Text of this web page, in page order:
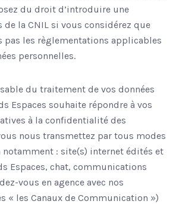
du droit d’introduire une
de la CNIL si vous considérez que
pas les règlementations applicables
personnelles.
du traitement de vos données
Espaces souhaite répondre à vos
à la confidentialité des
nous transmettez par tous modes
: site(s) internet édités et
Espaces, chat, communications
vous en agence avec nos
« les Canaux de Communication »)